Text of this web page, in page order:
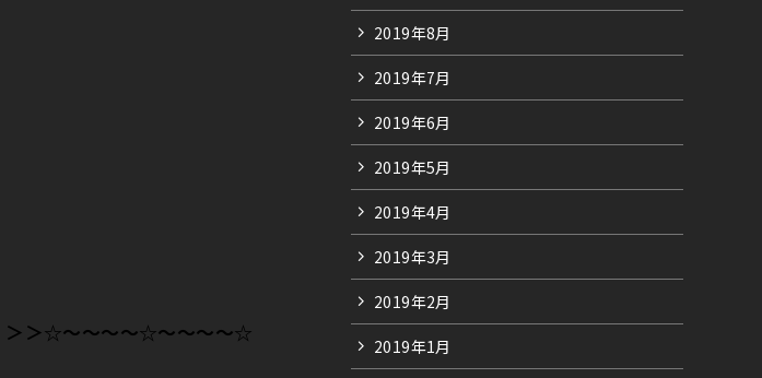
＞＞☆～～～～☆～～～～☆
2019年8月
2019年7月
2019年6月
2019年5月
2019年4月
2019年3月
2019年2月
2019年1月